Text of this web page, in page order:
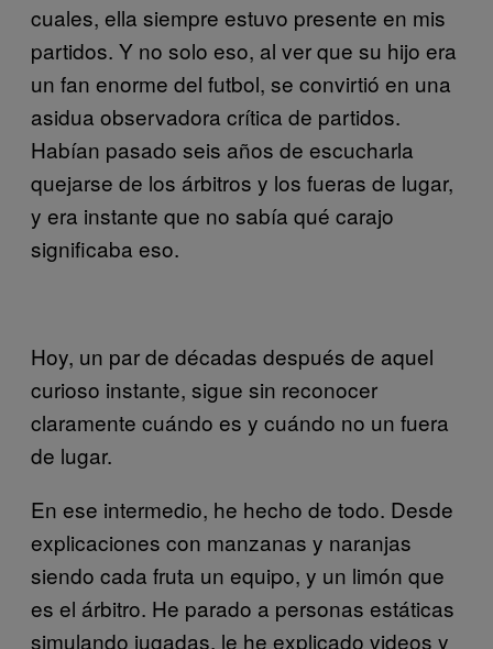
cuales, ella siempre estuvo presente en mis
partidos. Y no solo eso, al ver que su hijo era
un fan enorme del futbol, se convirtió en una
asidua observadora crítica de partidos.
Habían pasado seis años de escucharla
quejarse de los árbitros y los fueras de lugar,
y era instante que no sabía qué carajo
significaba eso.
Hoy, un par de décadas después de aquel
curioso instante, sigue sin reconocer
claramente cuándo es y cuándo no un fuera
de lugar.
En ese intermedio, he hecho de todo. Desde
explicaciones con manzanas y naranjas
siendo cada fruta un equipo, y un limón que
es el árbitro. He parado a personas estáticas
simulando jugadas, le he explicado videos y